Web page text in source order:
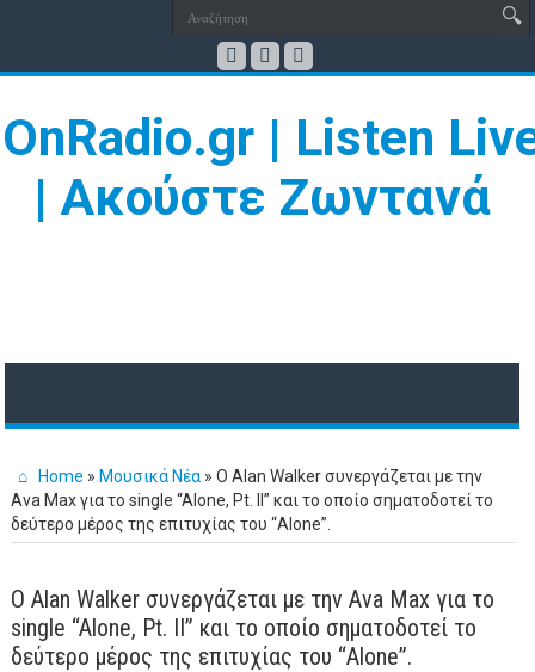
Home » Μουσικά Νέα » Ο Alan Walker συνεργάζεται με την
Ava Max για το single “Alone, Pt. II” και το οποίο σηματοδοτεί το
δεύτερο μέρος της επιτυχίας του “Alone”.
Ο Alan Walker συνεργάζεται με την Ava Max για το
single “Alone, Pt. II” και το οποίο σηματοδοτεί το
δεύτερο μέρος της επιτυχίας του “Alone”.